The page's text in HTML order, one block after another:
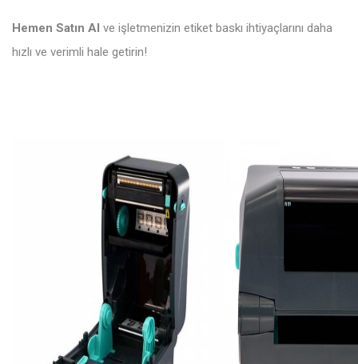
Hemen Satın Al ve işletmenizin etiket baskı ihtiyaçlarını daha
hızlı ve verimli hale getirin!